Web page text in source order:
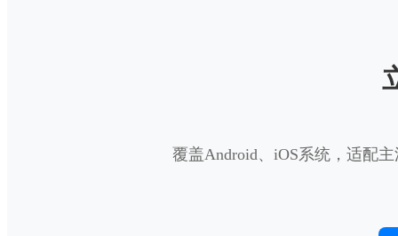
覆盖Android、iOS系统，适配